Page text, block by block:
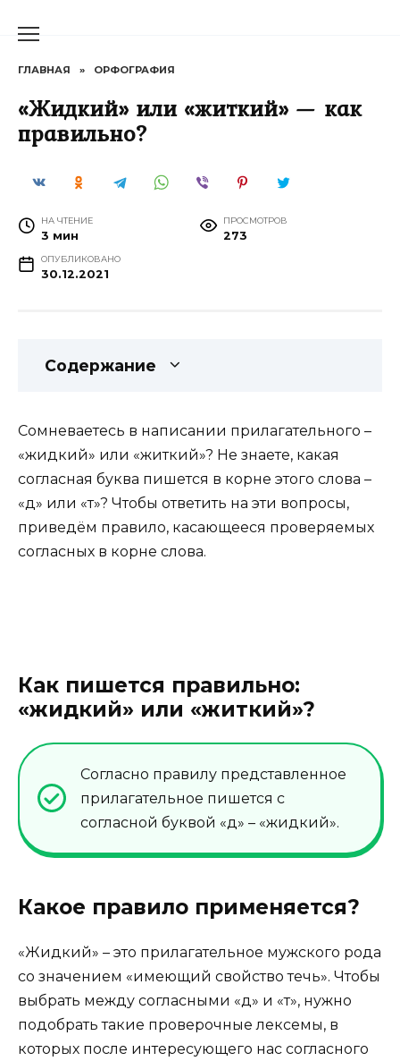
ГЛАВНАЯ » ОРФОГРАФИЯ
«Жидкий» или «житкий» — как
правильно?
НА ЧТЕНИЕ
3 мин
ПРОСМОТРОВ
273
ОПУБЛИКОВАНО
30.12.2021
Содержание
Сомневаетесь в написании прилагательного –
«жидкий» или «житкий»? Не знаете, какая
согласная буква пишется в корне этого слова –
«д» или «т»? Чтобы ответить на эти вопросы,
приведём правило, касающееся проверяемых
согласных в корне слова.
Как пишется правильно:
«жидкий» или «житкий»?
Согласно правилу представленное
прилагательное пишется с
согласной буквой «д» – «жидкий».
Какое правило применяется?
«Жидкий» – это прилагательное мужского рода
со значением «имеющий свойство течь». Чтобы
выбрать между согласными «д» и «т», нужно
подобрать такие проверочные лексемы, в
которых после интересующего нас согласного